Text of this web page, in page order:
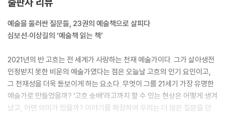
결국 소리가 사라지면 침묵도 사라질 것이다. 진정으로 음악을 사랑하는
이는 이 말이 무슨 뜻인지 알 것이다.
--- p.55
예술가들은 언어라는 공통의 커뮤니케이션으로부터 자유로울 수 없다. 그
러나 그들은 언제나 새로운 기호들을, 언어적 오브제들을 가지고 언어 속
으로 회귀한다. 그들은 언어를 저버릴 수 없다. 그러나 그들은 언어를 통상
적인 방식이 아니라, 일종의 오브제로, 사물로, 돌처럼 가볍게 다룬다.
--- p.81
예술을 둘러싼 질문들, 23권의 예술책으로 살피다
심보선·이상길의 ‘예술책 읽는 책’
2021년의 반 고흐는 전 세계가 사랑하는 천재 예술가이다. 그가 살아생전
인정받지 못한 비운의 예술가였다는 점은 오늘날 고흐의 인기 요인이고,
그 천재성을 더욱 돋보이게 하는 요소다. 무엇이 그를 21세기 가장 유명한
예술가로 만들었을까? ‘고흐 숭배’라고까지 할 수 있는 현상은 어떻게 생겨
났고, 어떤 의미가 있을까? 이야기를 확장하여 우리는 더 많은 질문을 던